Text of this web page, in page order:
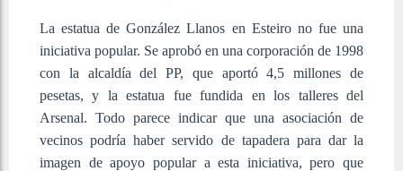
La estatua de González Llanos en Esteiro no fue una
iniciativa popular. Se aprobó en una corporación de 1998
con la alcaldía del PP, que aportó 4,5 millones de
pesetas, y la estatua fue fundida en los talleres del
Arsenal. Todo parece indicar que una asociación de
vecinos podría haber servido de tapadera para dar la
imagen de apoyo popular a esta iniciativa, pero que